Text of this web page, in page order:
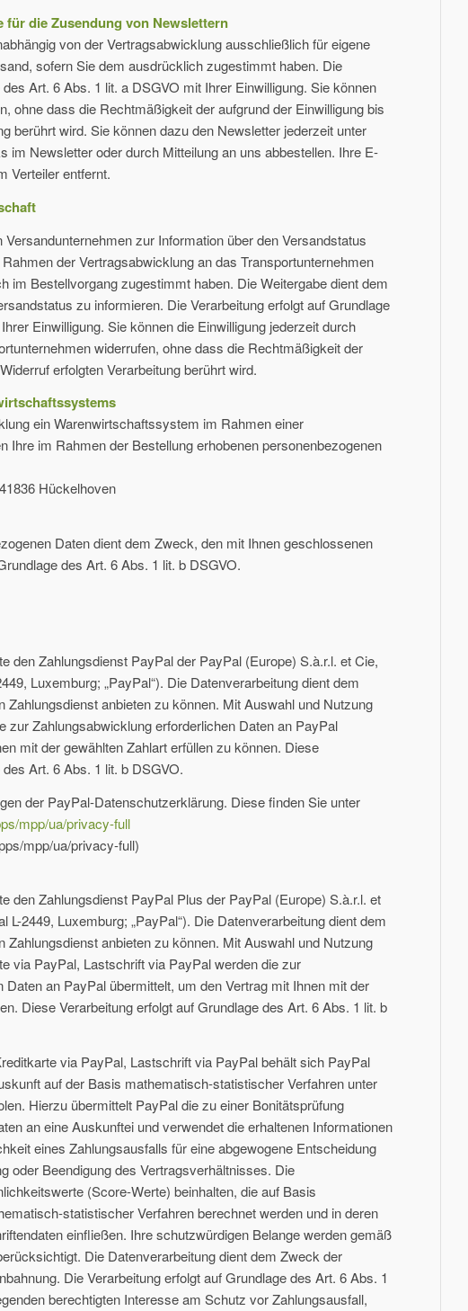
für die Zusendung von Newslettern
von der Vertragsabwicklung ausschließlich für eigene
sofern Sie dem ausdrücklich zugestimmt haben. Die
Art. 6 Abs. 1 lit. a DSGVO mit Ihrer Einwilligung. Sie können
ohne dass die Rechtmäßigkeit der aufgrund der Einwilligung bis
berührt wird. Sie können dazu den Newsletter jederzeit unter
im Newsletter oder durch Mitteilung an uns abbestellen. Ihre E-
Verteiler entfernt.
zur Information über den Versandstatus
der Vertragsabwicklung an das Transportunternehmen
im Bestellvorgang zugestimmt haben. Die Weitergabe dient dem
zu informieren. Die Verarbeitung erfolgt auf Grundlage
Einwilligung. Sie können die Einwilligung jederzeit durch
widerrufen, ohne dass die Rechtmäßigkeit der
erfolgten Verarbeitung berührt wird.
ein Warenwirtschaftssystem im Rahmen einer
Ihre im Rahmen der Bestellung erhobenen personenbezogenen
Hückelhoven
Daten dient dem Zweck, den mit Ihnen geschlossenen
des Art. 6 Abs. 1 lit. b DSGVO.
den Zahlungsdienst PayPal der PayPal (Europe) S.à.r.l. et Cie,
Luxemburg; „PayPal“). Die Datenverarbeitung dient dem
Zahlungsdienst anbieten zu können. Mit Auswahl und Nutzung
zur Zahlungsabwicklung erforderlichen Daten an PayPal
mit der gewählten Zahlart erfüllen zu können. Diese
Art. 6 Abs. 1 lit. b DSGVO.
der PayPal-Datenschutzerklärung. Diese finden Sie unter
mpp/ua/privacy-full
mpp/ua/privacy-full)
den Zahlungsdienst PayPal Plus der PayPal (Europe) S.à.r.l. et
L-2449, Luxemburg; „PayPal“). Die Datenverarbeitung dient dem
Zahlungsdienst anbieten zu können. Mit Auswahl und Nutzung
via PayPal, Lastschrift via PayPal werden die zur
an PayPal übermittelt, um den Vertrag mit Ihnen mit der
Diese Verarbeitung erfolgt auf Grundlage des Art. 6 Abs. 1 lit. b
via PayPal, Lastschrift via PayPal behält sich PayPal
auf der Basis mathematisch-statistischer Verfahren unter
Hierzu übermittelt PayPal die zu einer Bonitätsprüfung
an eine Auskunftei und verwendet die erhaltenen Informationen
eines Zahlungsausfalls für eine abgewogene Entscheidung
oder Beendigung des Vertragsverhältnisses. Die
(Score-Werte) beinhalten, die auf Basis
statistischer Verfahren berechnet werden und in deren
einfließen. Ihre schutzwürdigen Belange werden gemäß
Die Datenverarbeitung dient dem Zweck der
Die Verarbeitung erfolgt auf Grundlage des Art. 6 Abs. 1
berechtigten Interesse am Schutz vor Zahlungsausfall,